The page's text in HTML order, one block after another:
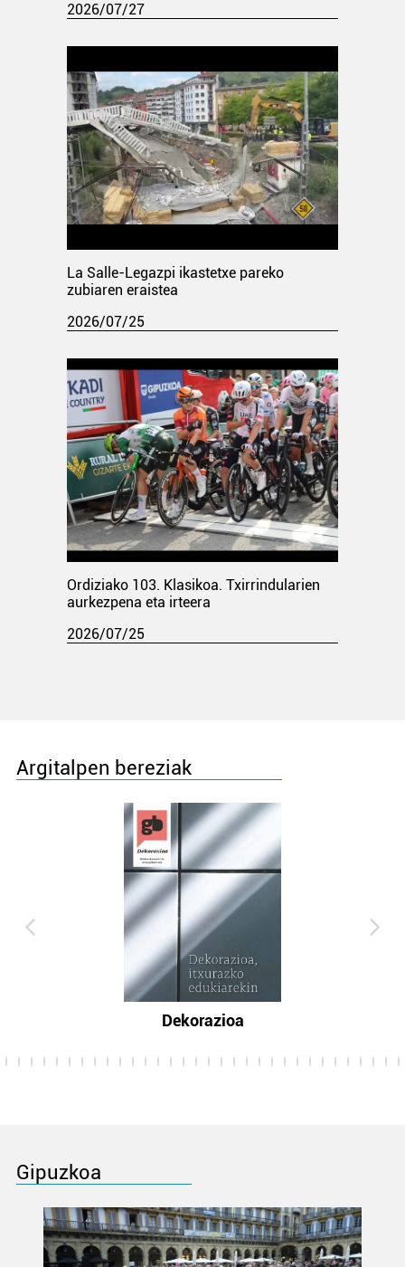
2026/07/27
La Salle-Legazpi ikastetxe pareko
zubiaren eraistea
2026/07/25
Ordiziako 103. Klasikoa. Txirrindularien
aurkezpena eta irteera
2026/07/25
Argitalpen bereziak
Dekorazioa
Gipuzkoa